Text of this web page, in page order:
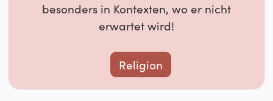
besonders in Kontexten, wo er nicht
erwartet wird!
Religion